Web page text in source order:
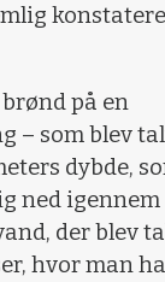
på en
– som blev
dybde,
ned igennem
der blev
hvor man